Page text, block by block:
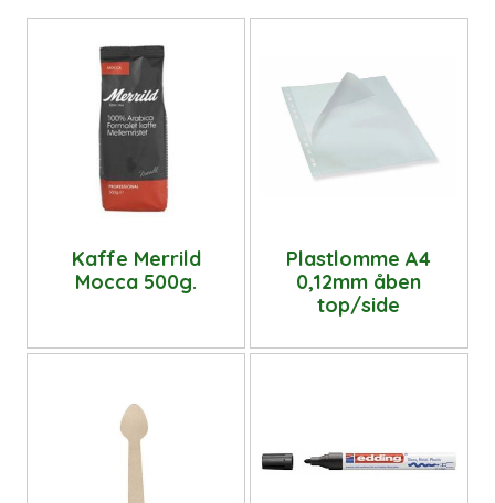
Kaffe Merrild
Mocca 500g.
Plastlomme A4
0,12mm åben
top/side